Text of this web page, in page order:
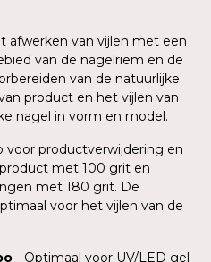
afwerken van vijlen met een
van de nagelriem en de
van de natuurlijke
product en het vijlen van
nagel in vorm en model.
voor productverwijdering en
met 100 grit en
met 180 grit. De
voor het vijlen van de
- Optimaal voor UV/LED gel